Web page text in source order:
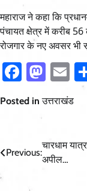
महाराज ने कहा कि
पंचायत क्षेत्र में करीब
रोजगार के नए अवसर भी
Posted inउत्तराखंड
Post
Previous:
चारधाम
अपील…